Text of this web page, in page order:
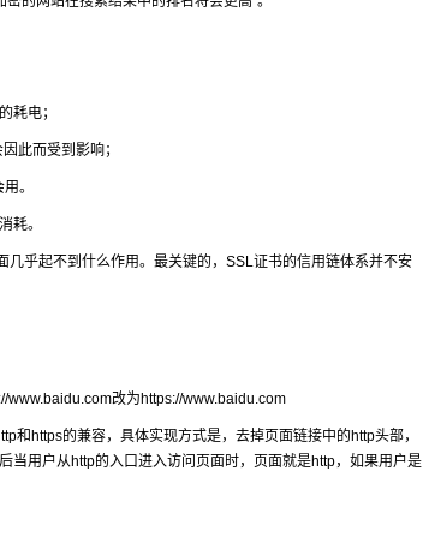
耗电；
此而受到影响；
。
耗。
乎起不到什么作用。最关键的，SSL证书的信用链体系并不安
改为https://www.baidu.com
https的兼容，具体实现方式是，去掉页面链接中的http头部，
当用户从http的入口进入访问页面时，页面就是http，如果用户是